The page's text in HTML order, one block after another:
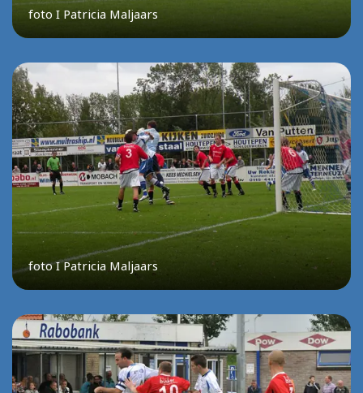
foto I Patricia Maljaars
foto I Patricia Maljaars